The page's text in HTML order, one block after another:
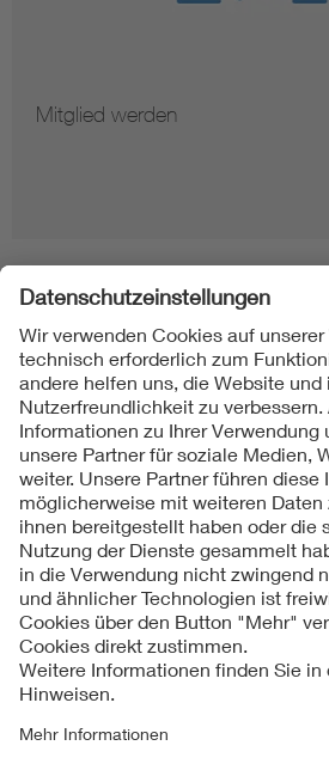
Mitglied werden
Folgen Sie uns
Kontakte
Service
Impressum
Datenschutzinformationen
Cookie Hinweise